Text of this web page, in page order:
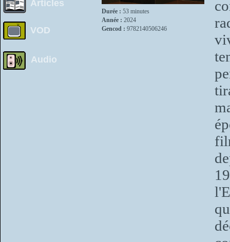
Articles
VOD
Audio
Durée : 53 minutes
Année : 2024
Gencod : 9782140506246